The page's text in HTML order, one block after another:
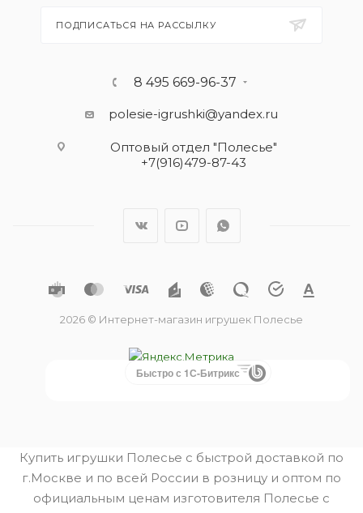
ПОДПИСАТЬСЯ НА РАССЫЛКУ
8 495 669-96-37
polesie-igrushki@yandex.ru
Оптовый отдел "Полесье"
+7(916)479-87-43
2026 © Интернет-магазин игрушек Полесье
Быстро с 1С-Битрикс
Купить игрушки Полесье с быстрой доставкой по
г.Москве и по всей России в розницу и оптом по
официальным ценам изготовителя Полесье с